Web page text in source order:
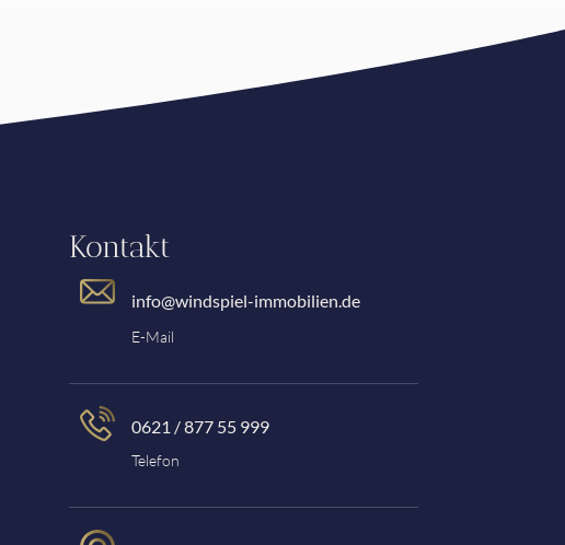
Kontakt
info@windspiel-immobilien.de
E-Mail
0621 / 877 55 999
Telefon